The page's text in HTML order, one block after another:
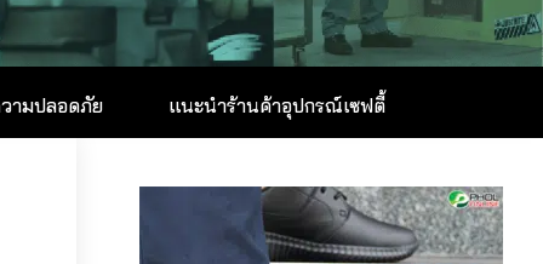
ามปลอดภัย แนะนำร้านค้าอุปกรณ์เซฟตี้